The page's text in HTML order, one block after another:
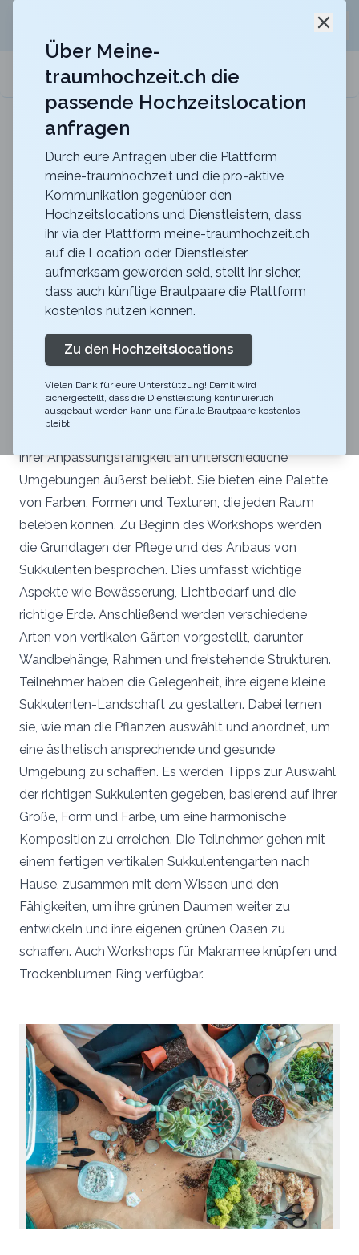
meine-traumhochzeit.ch
Hotel Belvoir Lake View & Spa
Heiraten im Hotel Belvoir mit unvergesslichem Blick
Zurück zur Suche
Kunstkraft Pflanzen
Workshop
Jetzt entdecken!
Bild malen
Kreativität
LU
In diesem Workshop tauchen wir in die faszinierende
Welt der vertikalen Gärten ein, mit einem besonderen
Fokus auf die Gestaltung einer Sukkulenten-
ihrer Anpassungsfähigkeit an unterschiedliche
Umgebungen äußerst beliebt. Sie bieten eine Palette
von Farben, Formen und Texturen, die jeden Raum
beleben können. Zu Beginn des Workshops werden
die Grundlagen der Pflege und des Anbaus von
Sukkulenten besprochen. Dies umfasst wichtige
Aspekte wie Bewässerung, Lichtbedarf und die
richtige Erde. Anschließend werden verschiedene
Arten von vertikalen Gärten vorgestellt, darunter
Wandbehänge, Rahmen und freistehende Strukturen.
Teilnehmer haben die Gelegenheit, ihre eigene kleine
Sukkulenten-Landschaft zu gestalten. Dabei lernen
sie, wie man die Pflanzen auswählt und anordnet, um
eine ästhetisch ansprechende und gesunde
Umgebung zu schaffen. Es werden Tipps zur Auswahl
der richtigen Sukkulenten gegeben, basierend auf ihrer
Größe, Form und Farbe, um eine harmonische
Komposition zu erreichen. Die Teilnehmer gehen mit
einem fertigen vertikalen Sukkulentengarten nach
Hause, zusammen mit dem Wissen und den
Fähigkeiten, um ihre grünen Daumen weiter zu
entwickeln und ihre eigenen grünen Oasen zu
schaffen. Auch Workshops für Makramee knüpfen und
Trockenblumen Ring verfügbar.
Über Meine-
traumhochzeit.ch die
passende Hochzeitslocation
anfragen
Durch eure Anfragen über die Plattform
meine-traumhochzeit und die pro-aktive
Kommunikation gegenüber den
Hochzeitslocations und Dienstleistern, dass
ihr via der Plattform meine-traumhochzeit.ch
auf die Location oder Dienstleister
aufmerksam geworden seid, stellt ihr sicher,
dass auch künftige Brautpaare die Plattform
kostenlos nutzen können.
Zu den Hochzeitslocations
Vielen Dank für eure Unterstützung! Damit wird
sichergestellt, dass die Dienstleistung kontinuierlich
ausgebaut werden kann und für alle Brautpaare kostenlos
bleibt.